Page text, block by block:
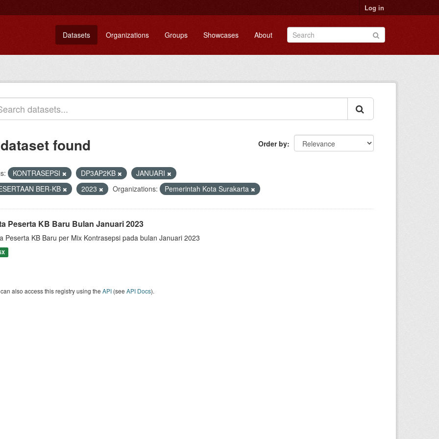
Log in
Datasets Organizations Groups Showcases About
Order by
found
KONTRASEPSI DP3AP2KB
JANUARI
BER-KB
2023 Organizations: Pemerintah Kota Surakarta
Peserta KB Baru Bulan Januari 2023
Peserta KB Baru per Mix Kontrasepsi pada bulan Januari 2023
also access this registry using the API (see API Docs).